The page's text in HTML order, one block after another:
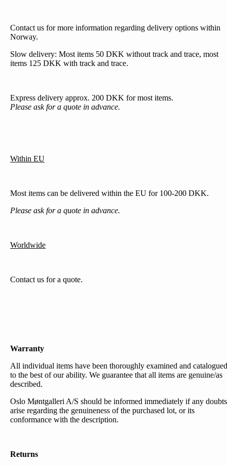
Contact us for more information regarding delivery options within
Norway.
Slow delivery: Most items 50 DKK without track and trace, most
items 125 DKK with track and trace.
Express delivery approx. 200 DKK for most items.
Please ask for a quote in advance.
Within EU
Most items can be delivered within the EU for 100-200 DKK.
Please ask for a quote in advance.
Worldwide
Contact us for a quote.
Warranty
All individual items have been thoroughly examined and catalogued
to the best of our ability. We guarantee that all items are genuine/as
described.
Oslo Møntgalleri A/S should be informed immediately if any doubts
arise regarding the genuineness of the purchased lot, or its
conformance with the description.
Returns